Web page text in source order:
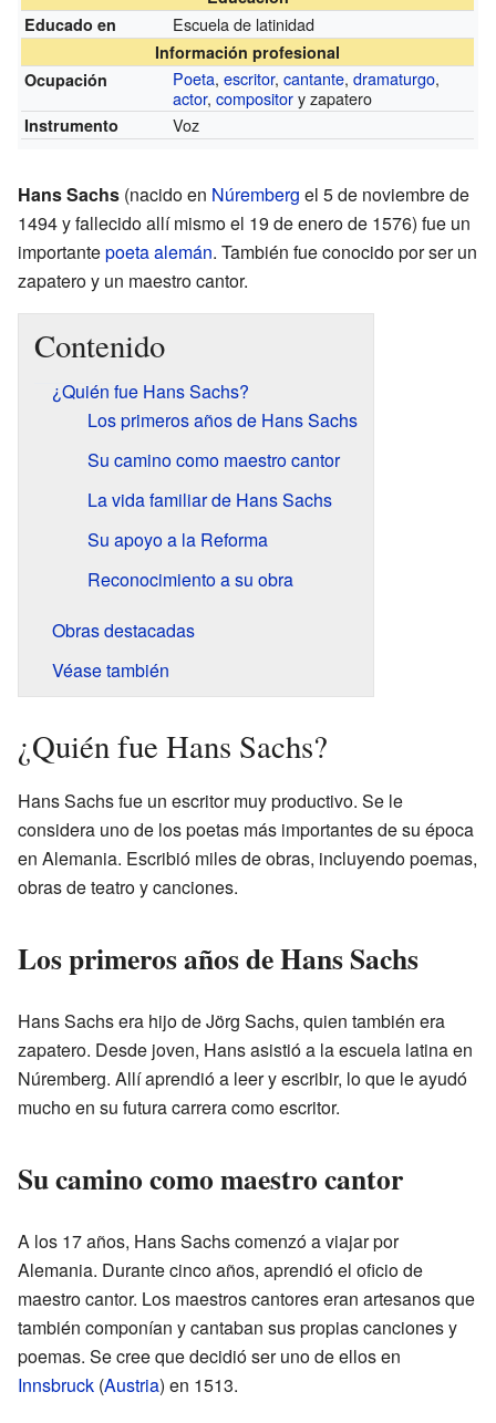
Educado en
Escuela de latinidad
Información profesional
Ocupación
Poeta,escritor,cantante,dramaturgo,
actor,compository zapatero
Instrumento Voz
Hans Sachs (nacido en Núremberg el 5 de noviembre de
1494 y fallecido allí mismo el 19 de enero de 1576) fue un
importantepoetaalemán. También fue conocido por ser un
zapatero y un maestro cantor.
Contenido
¿Quién fue Hans Sachs?
Los primeros años de Hans Sachs
Su camino como maestro cantor
La vida familiar de Hans Sachs
Su apoyo a la Reforma
Reconocimiento a su obra
Obras destacadas
Véase también
¿Quién fue Hans Sachs?
Hans Sachs fue un escritor muy productivo. Se le
considera uno de los poetas más importantes de su época
en Alemania. Escribió miles de obras, incluyendo poemas,
obras de teatro y canciones.
Los primeros años de Hans Sachs
Hans Sachs era hijo de Jörg Sachs, quien también era
zapatero. Desde joven, Hans asistió a la escuela latina en
Núremberg. Allí aprendió a leer y escribir, lo que le ayudó
mucho en su futura carrera como escritor.
Su camino como maestro cantor
A los 17 años, Hans Sachs comenzó a viajar por
Alemania. Durante cinco años, aprendió el oficio de
maestro cantor. Los maestros cantores eran artesanos que
también componían y cantaban sus propias canciones y
poemas. Se cree que decidió ser uno de ellos en
Innsbruck (Austria) en 1513.